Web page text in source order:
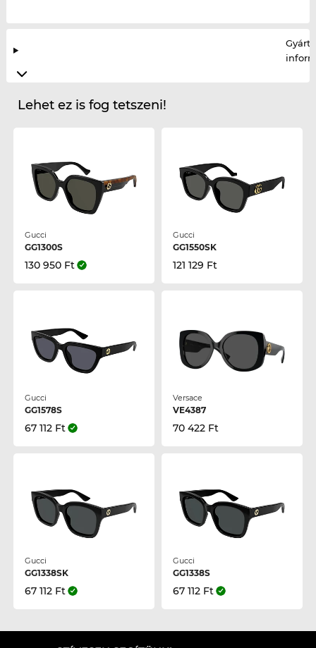
Lehet ez is fog tetszeni!
Gucci
GG1300S
130 950 Ft
Gucci
GG1550SK
121 129 Ft
Gucci
GG1578S
67 112 Ft
Versace
VE4387
70 422 Ft
Gucci
GG1338SK
67 112 Ft
Gucci
GG1338S
67 112 Ft